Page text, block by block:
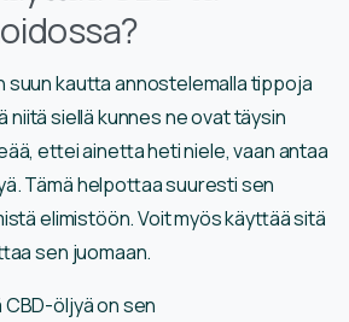
suun kautta annostelemalla tippoja
niitä siellä kunnes ne ovat täysin
ettei ainetta heti niele, vaan antaa
Tämä helpottaa suuresti sen
elimistöön. Voit myös käyttää sitä
sen juomaan.
öljyä on sen